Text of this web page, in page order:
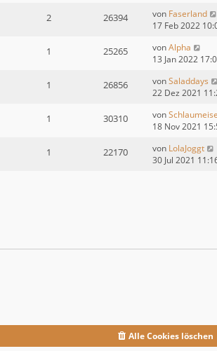
2 26394 von Faserland
17 Feb 2022
1 25265 vonAlpha
13 Jan 2022
1 26856 vonSaladdays
22 Dez 2021
1 30310 vonSchlaumeise
18 Nov 2021
1 22170 von LolaJoggt
30 Jul 2021
Alle Cookies löschen